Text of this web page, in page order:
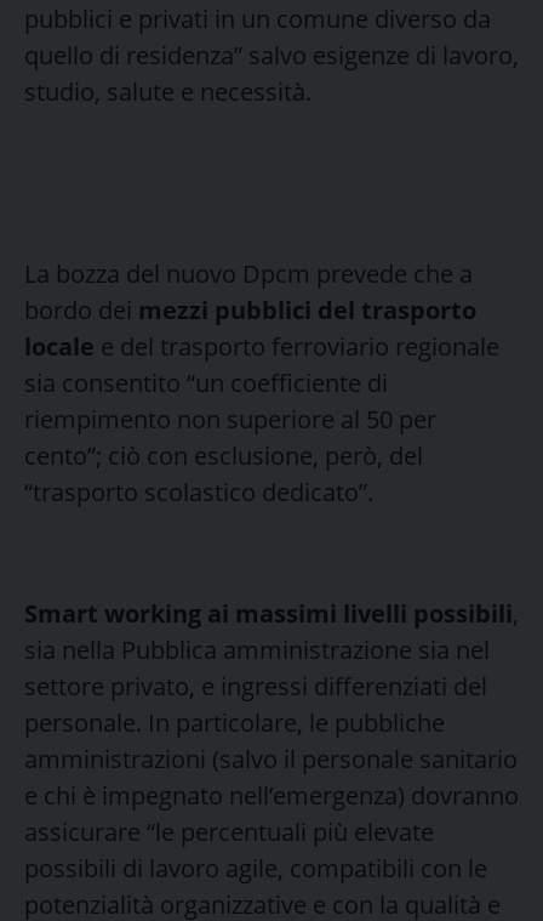
pubblici e privati in un comune diverso da
quello di residenza” salvo esigenze di lavoro,
studio, salute e necessità.
La bozza del nuovo Dpcm prevede che a
bordo dei mezzi pubblici del trasporto
locale e del trasporto ferroviario regionale
sia consentito “un coefficiente di
riempimento non superiore al 50 per
cento”; ciò con esclusione, però, del
“trasporto scolastico dedicato”.
Smart working ai massimi livelli possibili,
sia nella Pubblica amministrazione sia nel
settore privato, e ingressi differenziati del
personale. In particolare, le pubbliche
amministrazioni (salvo il personale sanitario
e chi è impegnato nell’emergenza) dovranno
assicurare “le percentuali più elevate
possibili di lavoro agile, compatibili con le
potenzialità organizzative e con la qualità e